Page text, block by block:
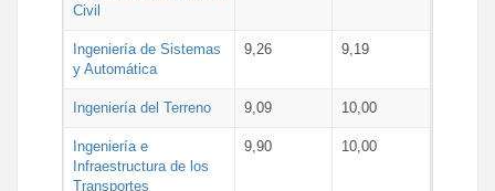
Civil
Ingeniería de Sistemas
y Automática
9,26 9,19
Ingeniería del Terreno 9,09 10,00
Ingeniería e
Infraestructura de los
Transportes
9,90 10,00